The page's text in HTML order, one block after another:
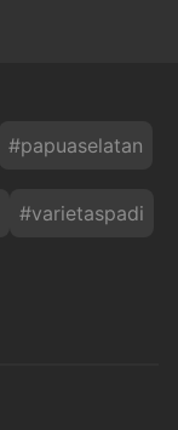
#papuaselatan
#varietaspadi